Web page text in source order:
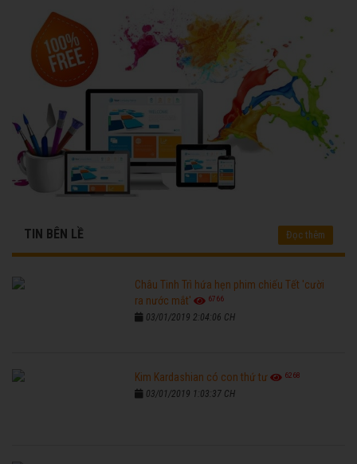
TIN BÊN LỀ Đọc thêm
Châu Tinh Trì hứa hẹn phim chiếu Tết 'cười
ra nước mắt'
6766
03/01/2019 2:04:06 CH
Kim Kardashian có con thứ tư 6268
03/01/2019 1:03:37 CH